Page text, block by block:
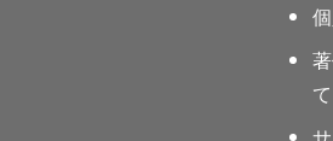
て